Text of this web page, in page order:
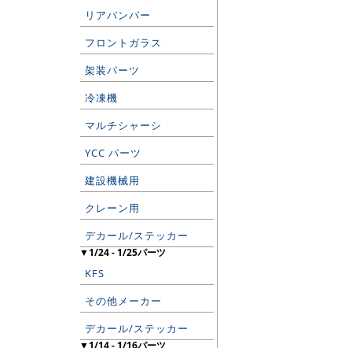
リアバンパー
フロントガラス
架装パーツ
冷凍機
マルチシャーシ
YCC パーツ
建設機械用
クレーン用
デカール/ステッカー
▼1/24 - 1/25パーツ
KFS
その他メーカー
デカール/ステッカー
▼1/14 - 1/16パーツ